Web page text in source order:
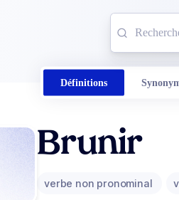
Définitions
Brunir
verbe non pronominal